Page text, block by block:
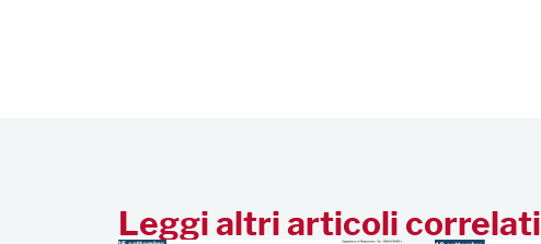
Leggi altri articoli correlati